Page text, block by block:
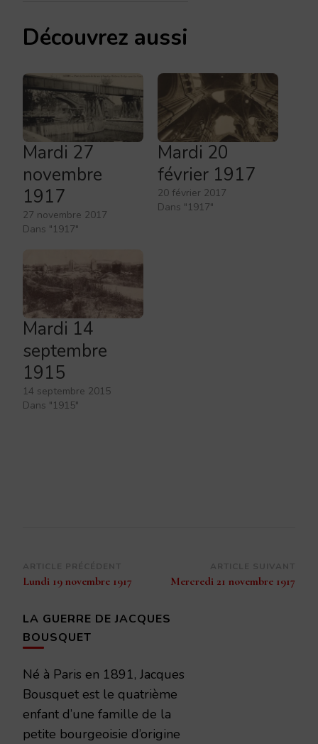
Découvrez aussi
Mardi 27
novembre
1917
27 novembre 2017
Dans "1917"
Mardi 20
février 1917
20 février 2017
Dans "1917"
Mardi 14
septembre
1915
14 septembre 2015
Dans "1915"
Navigation
d’article
Lundi 19 novembre 1917 Mercredi 21 novembre 1917
LA GUERRE DE JACQUES
BOUSQUET
Né à Paris en 1891, Jacques
Bousquet est le quatrième
enfant d’une famille de la
petite bourgeoisie d’origine